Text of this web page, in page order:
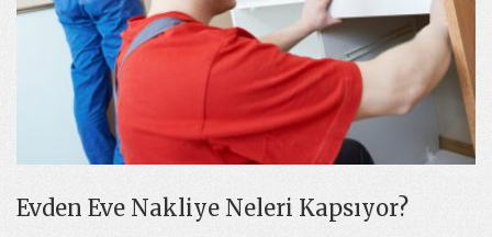
Evden Eve Nakliye Neleri Kapsıyor?